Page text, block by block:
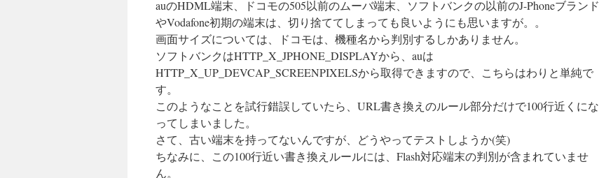
auのHDML端末、ドコモの505以前のムーバ端末、ソフトバンクの以前のJ-Phoneブランド
やVodafone初期の端末は、切り捨ててしまっても良いようにも思いますが。。
画面サイズについては、ドコモは、機種名から判別するしかありません。
ソフトバンクはHTTP_X_JPHONE_DISPLAYから、auは
HTTP_X_UP_DEVCAP_SCREENPIXELSから取得できますので、こちらはわりと単純で
す。
このようなことを試行錯誤していたら、URL書き換えのルール部分だけで100行近くにな
ってしまいました。
さて、古い端末を持ってないんですが、どうやってテストしようか(笑)
ちなみに、この100行近い書き換えルールには、Flash対応端末の判別が含まれていませ
ん。